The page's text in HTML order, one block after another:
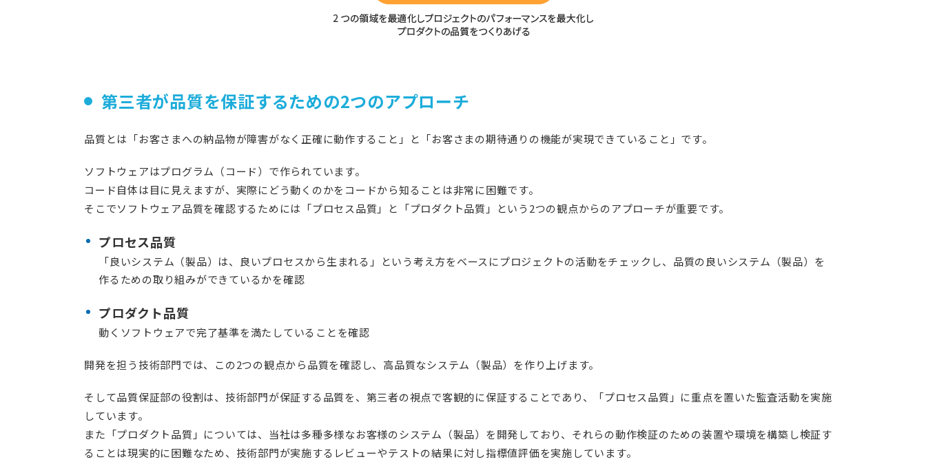
第三者が品質を保証するための2つのアプローチ
品質とは「お客さまへの納品物が障害がなく正確に動作すること」と「お客さまの期待通りの機能が実現できていること」です。
ソフトウェアはプログラム（コード）で作られています。
コード自体は目に見えますが、実際にどう動くのかをコードから知ることは非常に困難です。
そこでソフトウェア品質を確認するためには「プロセス品質」と「プロダクト品質」という2つの観点からのアプローチが重要です。
プロセス品質
「良いシステム（製品）は、良いプロセスから生まれる」という考え方をベースにプロジェクトの活動をチェックし、品質の良いシステム（製品）を
作るための取り組みができているかを確認
プロダクト品質
動くソフトウェアで完了基準を満たしていることを確認
開発を担う技術部門では、この2つの観点から品質を確認し、高品質なシステム（製品）を作り上げます。
そして品質保証部の役割は、技術部門が保証する品質を、第三者の視点で客観的に保証することであり、「プロセス品質」に重点を置いた監査活動を実施
しています。
また「プロダクト品質」については、当社は多種多様なお客様のシステム（製品）を開発しており、それらの動作検証のための装置や環境を構築し検証す
ることは現実的に困難なため、技術部門が実施するレビューやテストの結果に対し指標値評価を実施しています。